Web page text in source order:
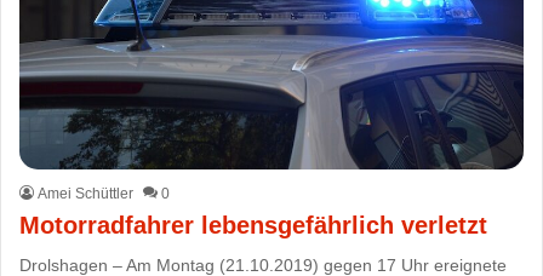
Amei Schüttler 0
Motorradfahrer lebensgefährlich verletzt
Drolshagen – Am Montag (21.10.2019) gegen 17 Uhr ereignete